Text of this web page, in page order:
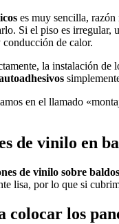
es muy sencilla, razón
Si el piso es irregular,
de calor.
la instalación
en el llamado
de vinilo en
de vinilo sobre
lisa, por lo que si
colocar los